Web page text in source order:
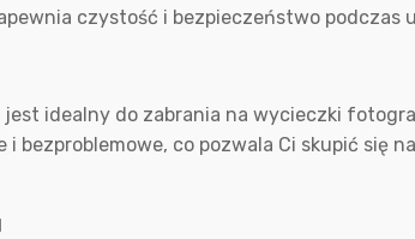
czystość i bezpieczeństwo podczas
idealny do zabrania na wycieczki
bezproblemowe, co pozwala Ci skupić się